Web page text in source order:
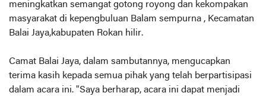
meningkatkan semangat gotong royong dan kekompakan
masyarakat di kepengbuluan Balam sempurna , Kecamatan
Balai Jaya,kabupaten Rokan hilir.
Camat Balai Jaya, dalam sambutannya, mengucapkan
terima kasih kepada semua pihak yang telah berpartisipasi
dalam acara ini. "Saya berharap, acara ini dapat menjadi